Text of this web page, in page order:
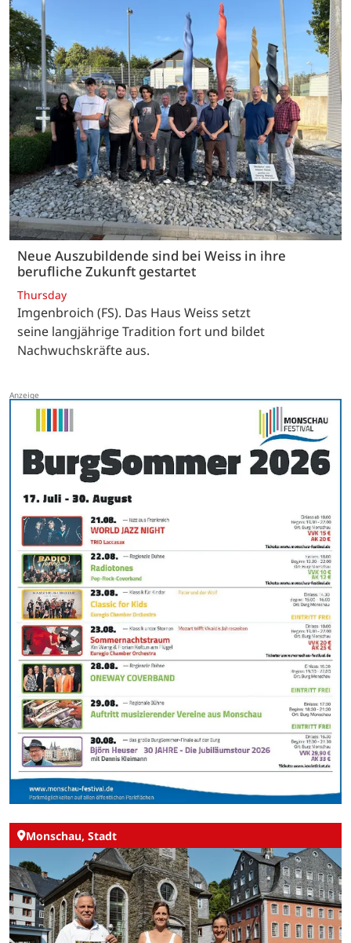
Neue Auszubildende sind bei Weiss in ihre
berufliche Zukunft gestartet
Thursday
Imgenbroich (FS). Das Haus Weiss setzt
seine langjährige Tradition fort und bildet
Nachwuchskräfte aus.
Monschau, Stadt